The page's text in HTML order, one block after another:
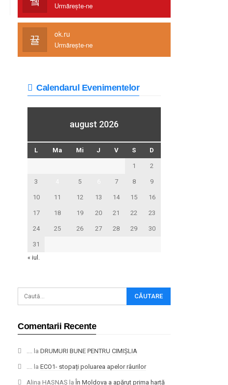
Urmărește-ne
ok.ru
Urmărește-ne
Calendarul Evenimentelor
august 2026
L Ma Mi J V S D
1 2
3 5 7 8 9
10 11 12 13 14 15 16
17 18 19 20 21 22 23
24 25 26 27 28 29 30
31
« iul.
Comentarii Recente
la DRUMURI BUNE PENTRU CIMIȘLIA
la ECO1- stopați poluarea apelor râurilor
Alina HASNAȘ laÎn Moldova a apărut prima hartă